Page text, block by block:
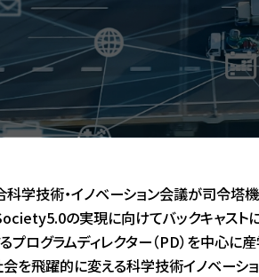
English
学技術・イノベーション会議が司令塔
の実現に向けてバックキャス
ログラムディレクター（PD）を中心
を飛躍的に変える科学技術イノベーシ